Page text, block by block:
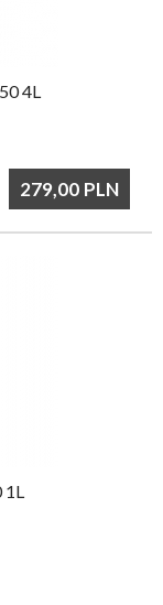
4L
279,00 PLN
1L